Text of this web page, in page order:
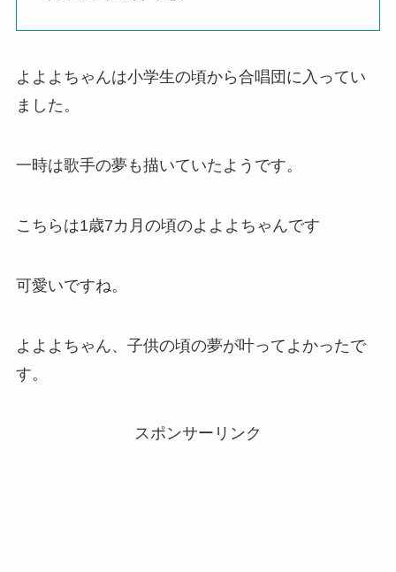
よよよちゃんは小学生の頃から合唱団に入ってい
ました。
一時は歌手の夢も描いていたようです。
こちらは1歳7カ月の頃のよよよちゃんです
可愛いですね。
よよよちゃん、子供の頃の夢が叶ってよかったで
す。
スポンサーリンク